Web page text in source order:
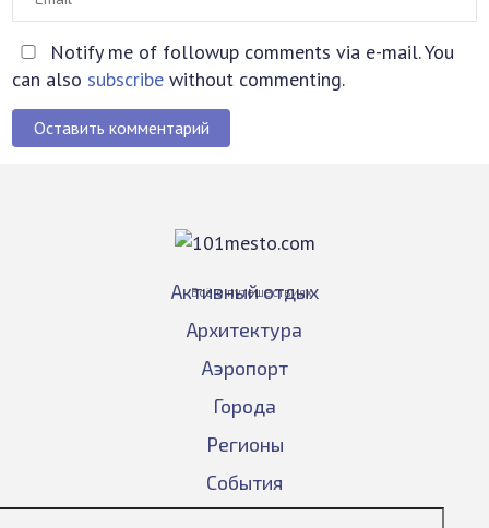
Notify me of followup comments via e-mail. You
can also subscribe without commenting.
Оставить комментарий
Всё о путешествиях
Активный отдых
Архитектура
Аэропорт
Города
Регионы
События